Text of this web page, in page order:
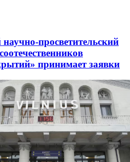
просветительский
принимает заявки